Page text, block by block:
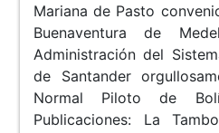
Mariana de Pasto
Buenaventura de
Administración del
de Santander
Normal Piloto de
Publicaciones: La